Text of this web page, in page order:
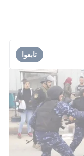
تابعوا